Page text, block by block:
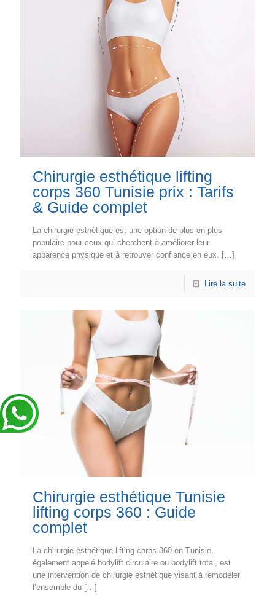
Chirurgie esthétique lifting
corps 360 Tunisie prix : Tarifs
& Guide complet
La chirurgie esthétique est une option de plus en plus
populaire pour ceux qui cherchent à améliorer leur
apparence physique et à retrouver confiance en eux. […]
Lire la suite
Chirurgie esthétique Tunisie
lifting corps 360 : Guide
complet
La chirurgie esthétique lifting corps 360 en Tunisie,
également appelé bodylift circulaire ou bodylift total, est
une intervention de chirurgie esthétique visant à remodeler
l’ensemble du […]